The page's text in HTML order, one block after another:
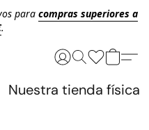
para compras superiores a
.
Nuestra tienda física